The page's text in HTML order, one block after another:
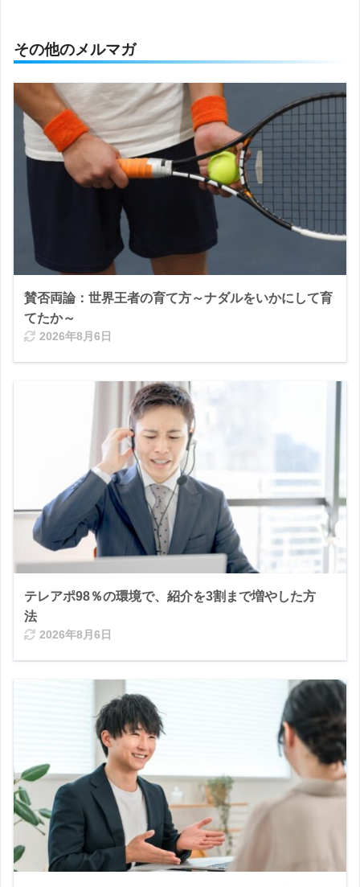
その他のメルマガ
賛否両論：世界王者の育て方～ナダルをいかにして育
てたか～
2026年8月6日
テレアポ98％の環境で、紹介を3割まで増やした方
法
2026年8月6日